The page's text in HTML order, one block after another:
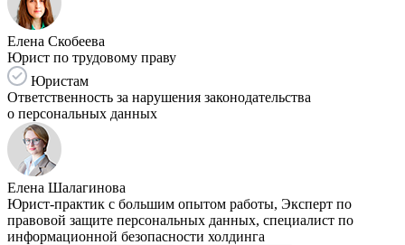
Елена Скобеева
Юрист по трудовому праву
Юристам
Ответственность за нарушения законодательства
о персональных данных
Елена Шалагинова
Юрист-практик с большим опытом работы, Эксперт по
правовой защите персональных данных, специалист по
информационной безопасности холдинга